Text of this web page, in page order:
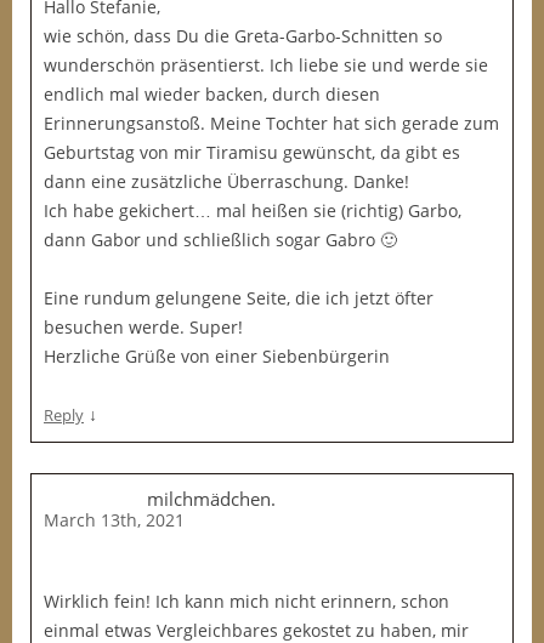
Hallo Stefanie,
wie schön, dass Du die Greta-Garbo-Schnitten so
wunderschön präsentierst. Ich liebe sie und werde sie
endlich mal wieder backen, durch diesen
Erinnerungsanstoß. Meine Tochter hat sich gerade zum
Geburtstag von mir Tiramisu gewünscht, da gibt es
dann eine zusätzliche Überraschung. Danke!
Ich habe gekichert… mal heißen sie (richtig) Garbo,
dann Gabor und schließlich sogar Gabro 🙂
Eine rundum gelungene Seite, die ich jetzt öfter
besuchen werde. Super!
Herzliche Grüße von einer Siebenbürgerin
Reply ↓
milchmädchen.
March 13th, 2021
Wirklich fein! Ich kann mich nicht erinnern, schon
einmal etwas Vergleichbares gekostet zu haben, mir